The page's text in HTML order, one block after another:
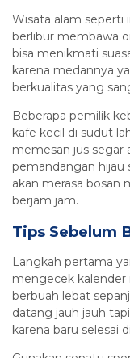
Wisata alam seperti
berlibur membawa
bisa menikmati
karena medannya
berkualitas yang
Beberapa pemilik
kafe kecil di sudut
memesan jus segar
pemandangan hijau
akan merasa bosan
berjam jam.
Tips Sebelum
Langkah pertama
mengecek kalender
berbuah lebat
datang jauh jauh
karena baru selesai